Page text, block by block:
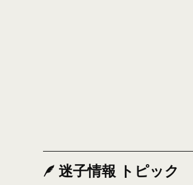
迷子情報 トピック